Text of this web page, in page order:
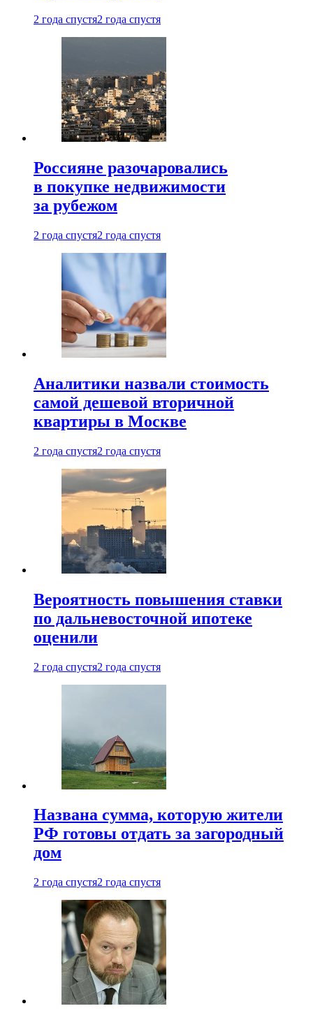
2 года спустя2 года спустя
Россияне разочаровались
в покупке недвижимости
за рубежом
2 года спустя2 года спустя
Аналитики назвали стоимость
самой дешевой вторичной
квартиры в Москве
2 года спустя2 года спустя
Вероятность повышения ставки
по дальневосточной ипотеке
оценили
2 года спустя2 года спустя
Названа сумма, которую жители
РФ готовы отдать за загородный
дом
2 года спустя2 года спустя